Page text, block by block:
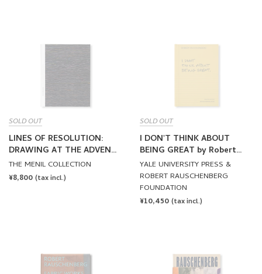
SOLD OUT
LINES OF RESOLUTION:
DRAWING AT THE ADVENT
OF TELEVISION AND VIDEO
THE MENIL COLLECTION
REGULAR
¥8,800 (tax incl.)
SOLD OUT
I DON'T THINK ABOUT
BEING GREAT by Robert
Rauschenberg
YALE UNIVERSITY PRESS &
ROBERT RAUSCHENBERG
FOUNDATION
REGULAR
¥10,450 (tax incl.)